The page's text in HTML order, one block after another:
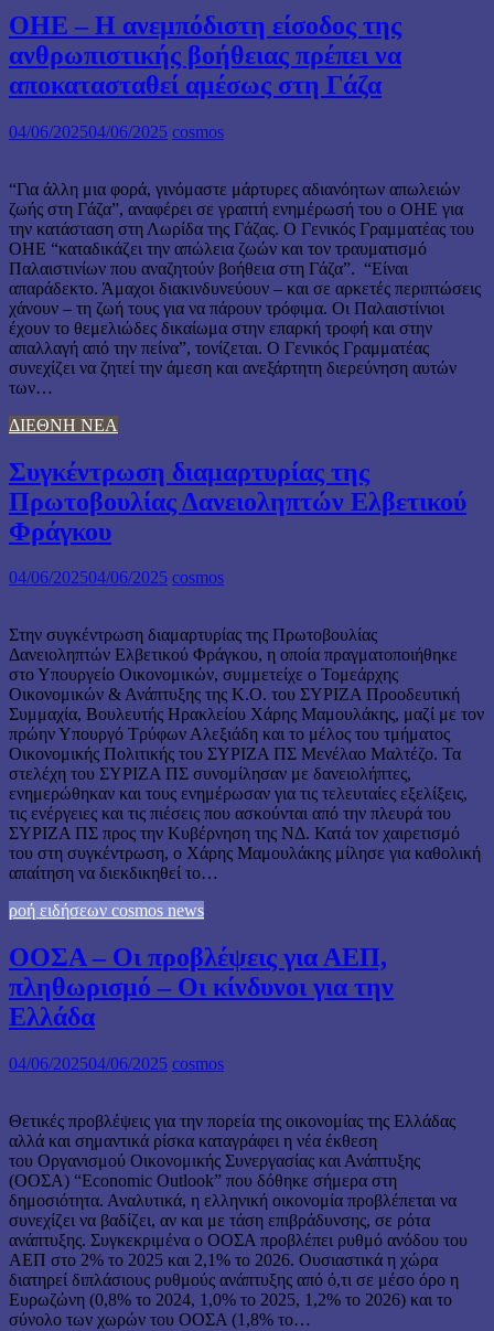
ΟΗΕ – Η ανεμπόδιστη είσοδος της
ανθρωπιστικής βοήθειας πρέπει να
αποκατασταθεί αμέσως στη Γάζα
04/06/202504/06/2025 cosmos
“Για άλλη μια φορά, γινόμαστε μάρτυρες αδιανόητων απωλειών
ζωής στη Γάζα”, αναφέρει σε γραπτή ενημέρωσή του ο ΟΗΕ για
την κατάσταση στη Λωρίδα της Γάζας. Ο Γενικός Γραμματέας του
ΟΗΕ “καταδικάζει την απώλεια ζωών και τον τραυματισμό
Παλαιστινίων που αναζητούν βοήθεια στη Γάζα”. “Είναι
απαράδεκτο. Άμαχοι διακινδυνεύουν – και σε αρκετές περιπτώσεις
χάνουν – τη ζωή τους για να πάρουν τρόφιμα. Οι Παλαιστίνιοι
έχουν το θεμελιώδες δικαίωμα στην επαρκή τροφή και στην
απαλλαγή από την πείνα”, τονίζεται. Ο Γενικός Γραμματέας
συνεχίζει να ζητεί την άμεση και ανεξάρτητη διερεύνηση αυτών
των…
ΔΙΕΘΝΗ ΝΕΑ
Συγκέντρωση διαμαρτυρίας της
Πρωτοβουλίας Δανειοληπτών Ελβετικού
Φράγκου
04/06/202504/06/2025 cosmos
Στην συγκέντρωση διαμαρτυρίας της Πρωτοβουλίας
Δανειοληπτών Ελβετικού Φράγκου, η οποία πραγματοποιήθηκε
στο Υπουργείο Οικονομικών, συμμετείχε ο Τομεάρχης
Οικονομικών & Ανάπτυξης της Κ.Ο. του ΣΥΡΙΖΑ Προοδευτική
Συμμαχία, Βουλευτής Ηρακλείου Χάρης Μαμουλάκης, μαζί με τον
πρώην Υπουργό Τρύφων Αλεξιάδη και το μέλος του τμήματος
Οικονομικής Πολιτικής του ΣΥΡΙΖΑ ΠΣ Μενέλαο Μαλτέζο. Τα
στελέχη του ΣΥΡΙΖΑ ΠΣ συνομίλησαν με δανειολήπτες,
ενημερώθηκαν και τους ενημέρωσαν για τις τελευταίες εξελίξεις,
τις ενέργειες και τις πιέσεις που ασκούνται από την πλευρά του
ΣΥΡΙΖΑ ΠΣ προς την Κυβέρνηση της ΝΔ. Κατά τον χαιρετισμό
του στη συγκέντρωση, ο Χάρης Μαμουλάκης μίλησε για καθολική
απαίτηση να διεκδικηθεί το…
ροή ειδήσεων cosmos news
ΟΟΣΑ – Οι προβλέψεις για ΑΕΠ,
πληθωρισμό – Οι κίνδυνοι για την
Ελλάδα
04/06/202504/06/2025 cosmos
Θετικές προβλέψεις για την πορεία της οικονομίας της Ελλάδας
αλλά και σημαντικά ρίσκα καταγράφει η νέα έκθεση
του Οργανισμού Οικονομικής Συνεργασίας και Ανάπτυξης
(ΟΟΣΑ) “Economic Outlook” που δόθηκε σήμερα στη
δημοσιότητα. Αναλυτικά, η ελληνική οικονομία προβλέπεται να
συνεχίζει να βαδίζει, αν και με τάση επιβράδυνσης, σε ρότα
ανάπτυξης. Συγκεκριμένα ο ΟΟΣΑ προβλέπει ρυθμό ανόδου του
ΑΕΠ στο 2% το 2025 και 2,1% το 2026. Ουσιαστικά η χώρα
διατηρεί διπλάσιους ρυθμούς ανάπτυξης από ό,τι σε μέσο όρο η
Ευρωζώνη (0,8% το 2024, 1,0% το 2025, 1,2% το 2026) και το
σύνολο των χωρών του ΟΟΣΑ (1,8% το…